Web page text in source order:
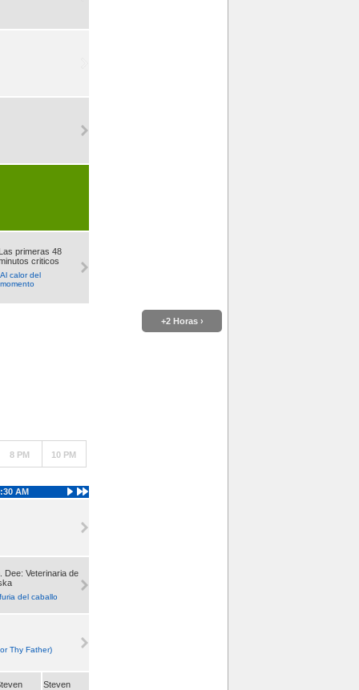
Las primeras 48
criticos
Al calor del
momento
+2 Horas ›
8 PM 10 PM
AM
Dee: Veterinaria de
del caballo
Thy Father)
Steven